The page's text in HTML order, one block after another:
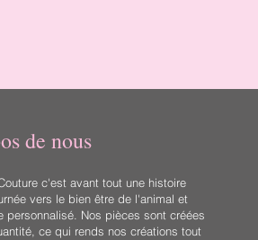
de nous
c'est avant tout une histoire
vers le bien être de l'animal et
personnalisé. Nos pièces sont créées
ce qui rends nos créations tout